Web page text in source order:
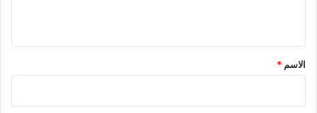
*
الاسم *